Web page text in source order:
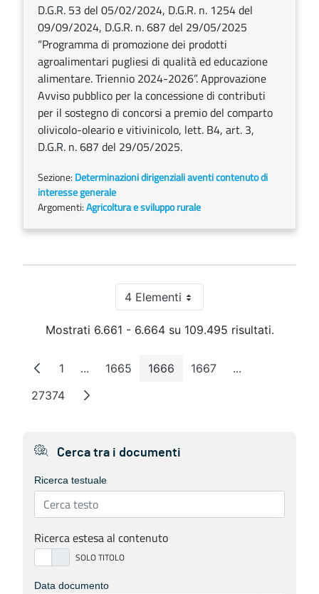
D.G.R. 53 del 05/02/2024, D.G.R. n. 1254 del
09/09/2024, D.G.R. n. 687 del 29/05/2025
“Programma di promozione dei prodotti
agroalimentari pugliesi di qualità ed educazione
alimentare. Triennio 2024-2026”. Approvazione
Avviso pubblico per la concessione di contributi
per il sostegno di concorsi a premio del comparto
olivicolo-oleario e vitivinicolo, lett. B4, art. 3,
D.G.R. n. 687 del 29/05/2025.
Sezione: Determinazioni dirigenziali aventi contenuto di
interesse generale
Argomenti:Agricoltura e sviluppo rurale
4 ElementiPer pagina
Mostrati 6.661 - 6.664 su 109.495 risultati.
Pagina
1 ...Pagine intermedie
Pagina
1665 Pagina
1666 Pagina
1667 ...Pagine
Pagina
27374
Cerca tra i documenti
Ricerca testuale
Ricerca estesa al contenuto
Data documento